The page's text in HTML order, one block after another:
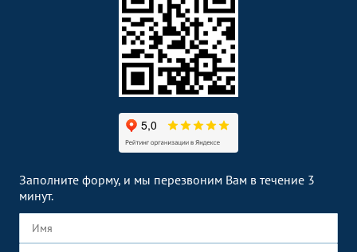
Заполните форму, и мы перезвоним Вам в течение 3
минут.